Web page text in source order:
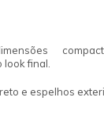
final.
e espelhos